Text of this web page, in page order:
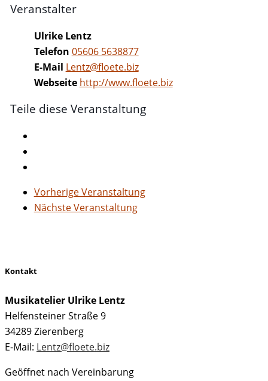
Veranstalter
Ulrike Lentz
Telefon 05606 5638877
E-Mail Lentz@floete.biz
Webseite http://www.floete.biz
Teile diese Veranstaltung
Vorherige Veranstaltung
Nächste Veranstaltung
Kontakt
Musikatelier Ulrike Lentz
Helfensteiner Straße 9
34289 Zierenberg
E-Mail: Lentz@floete.biz
Geöffnet nach Vereinbarung